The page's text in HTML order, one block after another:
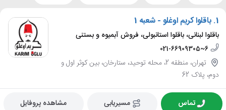
1. باقلوا کریم اوغلو - شعبه 1
باقلوا لبنانی، باقلوا استانبولی، فروش آبمیوه و بستنی
021-66909305~6
تهران، منطقه 2، محله توحید، ستارخان، بین کوثر اول و
دوم، پلاک 62
تماس مسیریابی مشاهده پروفایل